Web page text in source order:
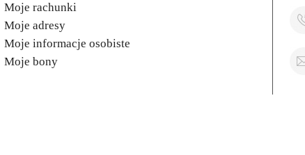
Moje rachunki
Moje adresy
Moje informacje osobiste
Moje bony